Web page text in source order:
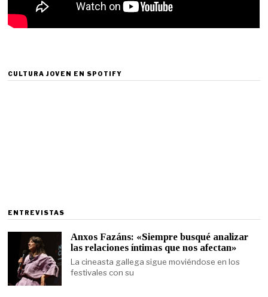
CULTURA JOVEN EN SPOTIFY
ENTREVISTAS
Anxos Fazáns: «Siempre busqué analizar
las relaciones íntimas que nos afectan»
La cineasta gallega sigue moviéndose en los
festivales con su